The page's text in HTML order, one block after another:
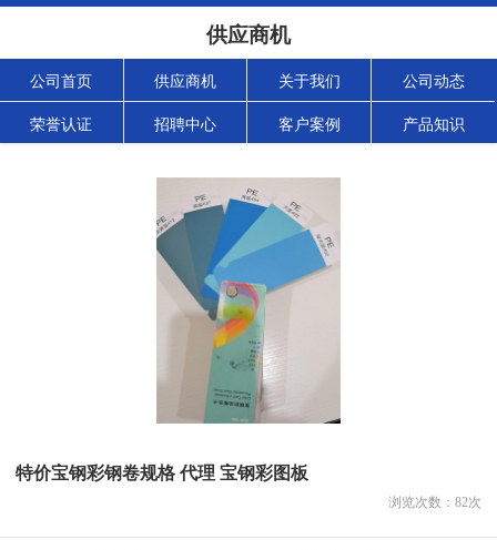
供应商机
公司首页 供应商机 关于我们 公司动态
荣誉认证 招聘中心 客户案例 产品知识
特价宝钢彩钢卷规格 代理 宝钢彩图板
浏览次数： 82次